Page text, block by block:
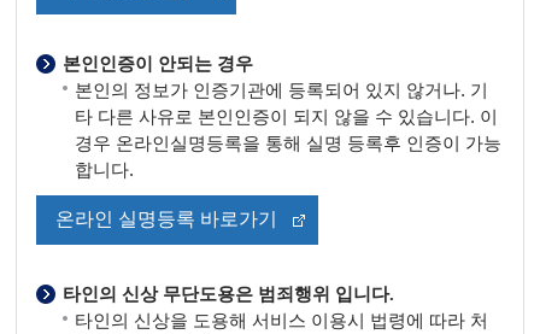
본인인증이 안되는 경우
본인의 정보가 인증기관에 등록되어 있지 않거나. 기
타 다른 사유로 본인인증이 되지 않을 수 있습니다. 이
경우 온라인실명등록을 통해 실명 등록후 인증이 가능
합니다.
온라인 실명등록 바로가기
타인의 신상 무단도용은 범죄행위 입니다.
타인의 신상을 도용해 서비스 이용시 법령에 따라 처